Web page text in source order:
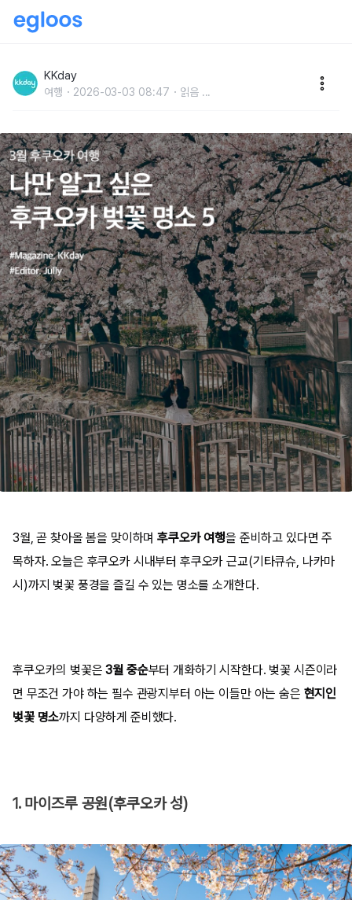
꽃 명소 BEST 5
KKday
여행 2026-03-03 08:47 읽음 ...
3월, 곧 찾아올 봄을 맞이하며후쿠오카 여행을 준비하고 있다면 주
목하자. 오늘은 후쿠오카 시내부터 후쿠오카 근교(기타큐슈, 나카마
시)까지 벚꽃 풍경을 즐길 수 있는 명소를 소개한다.
후쿠오카의 벚꽃은3월 중순부터 개화하기 시작한다. 벚꽃 시즌이라
면 무조건 가야 하는 필수 관광지부터 아는 이들만 아는 숨은 현지인
벚꽃 명소까지 다양하게 준비했다.
1. 마이즈루 공원(후쿠오카 성)